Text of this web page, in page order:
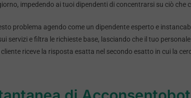
impedendo ai tuoi dipendenti di concentrarsi su ciò che
problema agendo come un dipendente esperto e
servizi e filtra le richieste base, lasciando che il tuo
riceve la risposta esatta nel secondo esatto in cui la